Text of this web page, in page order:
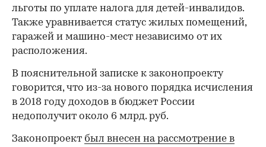
льготы по уплате налога для детей-инвалидов.
Также уравнивается статус жилых помещений,
гаражей и машино-мест независимо от их
расположения.
В пояснительной записке к законопроекту
говорится, что из-за нового порядка исчисления
в 2018 году доходов в бюджет России
недополучит около 6 млрд. руб.
Законопроект был внесен на рассмотрение в